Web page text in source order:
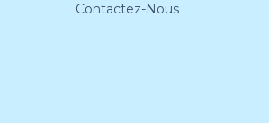
Contactez-Nous